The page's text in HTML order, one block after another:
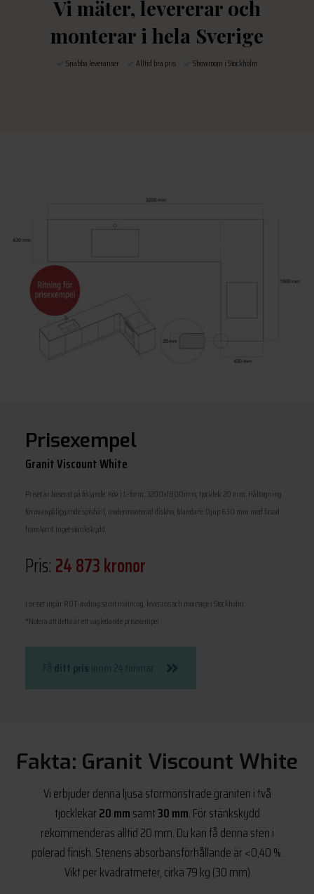
Vi mäter, levererar och
monterar i hela Sverige
Snabba leveranser Alltid bra pris Showroom i Stockholm
Prisexempel
Granit Viscount White
Priset är baserat på följande: Kök i L-form: 3200x1800mm, tjocklek: 20 mm. Håltagning
för ovanpåliggande spishäll, undermonterad diskho, blandare. Djup 630 mm med fasad
framkant. Inget stänkskydd
Pris:24 873 kronor
I priset ingår ROT-avdrag samt mätning, leverans och montage i Stockholm
*Notera att detta är ett vägledande prisexempel
Få ditt pris inom 24 timmar
Fakta: Granit Viscount White
Vi erbjuder denna ljusa stormönstrade graniten i två
tjocklekar20 mmsamt30 mm. För stänkskydd
rekommenderas alltid 20 mm. Du kan få denna sten i
polerad finish. Stenens absorbansförhållande är <0,40 %.
Vikt per kvadratmeter, cirka 79 kg (30 mm)